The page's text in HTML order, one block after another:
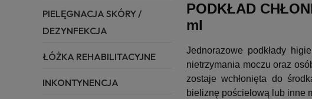
PIELĘGNACJA SKÓRY /
DEZYNFEKCJA
ŁÓŻKA REHABILITACYJNE
INKONTYNENCJA
PODKŁAD
ml
Jednorazowe podkłady
nietrzymania moczu oraz
zostaje wchłonięta do
bieliznę pościelową lub inne